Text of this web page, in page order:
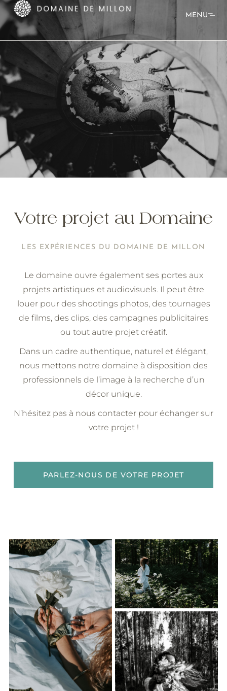
MENU
Votre projet au Domaine
LES EXPÉRIENCES DU DOMAINE DE MILLON
Le domaine ouvre également ses portes aux
projets artistiques et audiovisuels. Il peut être
louer pour des shootings photos, des tournages
de films, des clips, des campagnes publicitaires
ou tout autre projet créatif.
Dans un cadre authentique, naturel et élégant,
nous mettons notre domaine à disposition des
professionnels de l’image à la recherche d’un
décor unique.
N’hésitez pas à nous contacter pour échanger sur
votre projet !
PARLEZ-NOUS DE VOTRE PROJET